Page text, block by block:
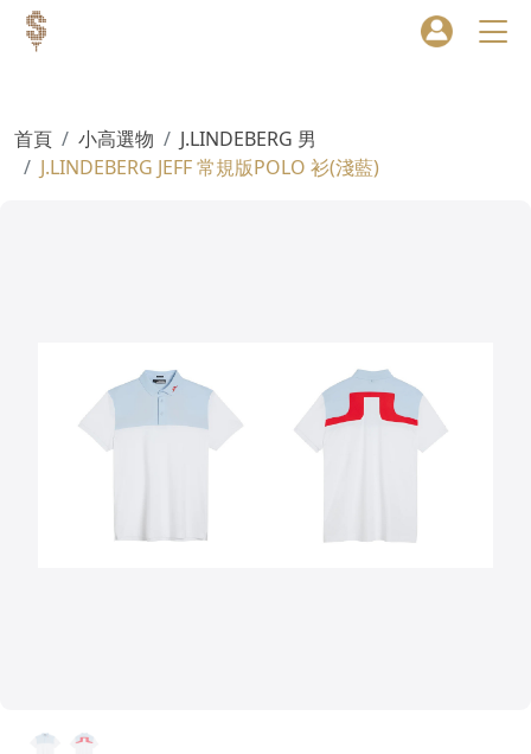
首頁 小高選物
J.LINDEBERG 男
J.LINDEBERG JEFF 常規版POLO 衫(淺藍)